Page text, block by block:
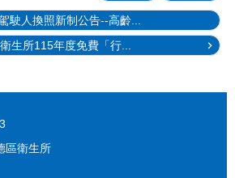
駛人換照新制公告--高齡...
生所115年度免費「行...
區衛生所